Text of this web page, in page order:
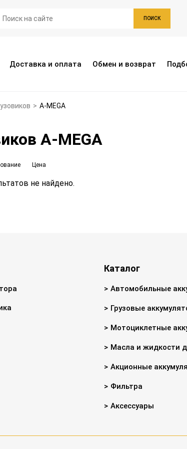
ПОИСК
Доставка и оплата Обмен и возврат
> A-MEGA
A-MEGA
Цена
не найдено.
Каталог
Автомобильные
Грузовые
Мотоциклетные
Масла и жидкости
Акционные
Фильтра
Аксессуары